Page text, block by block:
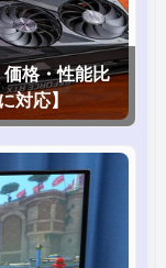
価格・性能比
対応】